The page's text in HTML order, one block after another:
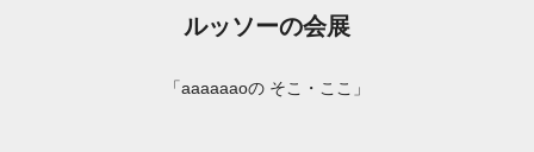
ルッソーの会展
「aaaaaaoの そこ・ここ」